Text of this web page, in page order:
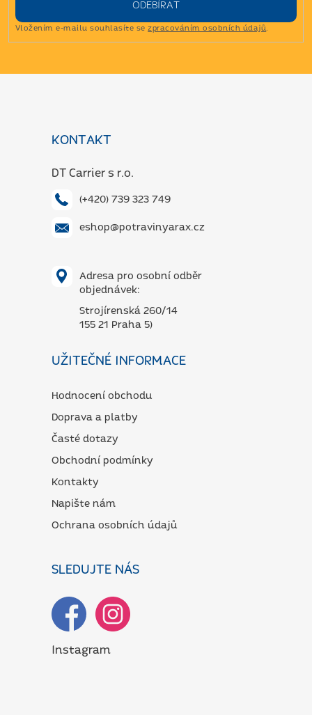
ODEBÍRAT
Vložením e-mailu souhlasíte sezpracováním osobních údajů
KONTAKT
DT Carrier s r.o.
(+420) 739 323 749
eshop@potravinyarax.cz
Adresa pro osobní odběr
objednávek:
Strojírenská 260/14
155 21 Praha 5)
UŽITEČNÉ INFORMACE
Hodnocení obchodu
Doprava a platby
Časté dotazy
Obchodní podmínky
Kontakty
Napište nám
Ochrana osobních údajů
SLEDUJTE NÁS
Instagram